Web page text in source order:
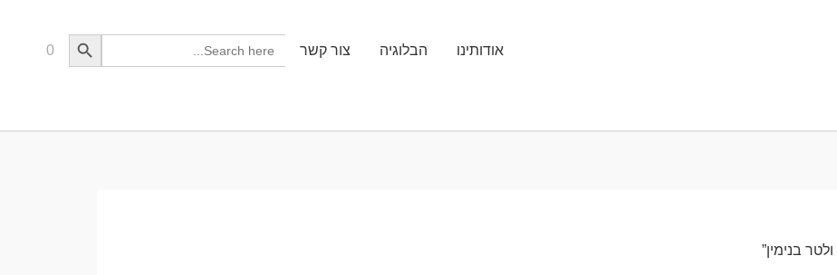
אודותינו הבלוגיה צור קשר
Search
for:
Search Button
0